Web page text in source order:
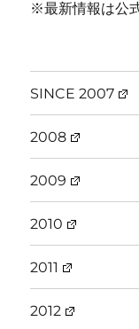
※最新情報は公
SINCE 2007
2008
2009
2010
2011
2012